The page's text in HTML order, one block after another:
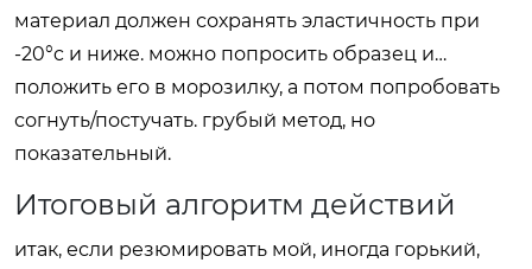
материал должен сохранять эластичность при
-20°c и ниже. можно попросить образец и…
положить его в морозилку, а потом попробовать
согнуть/постучать. грубый метод, но
показательный.
Итоговый алгоритм действий
итак, если резюмировать мой, иногда горький,